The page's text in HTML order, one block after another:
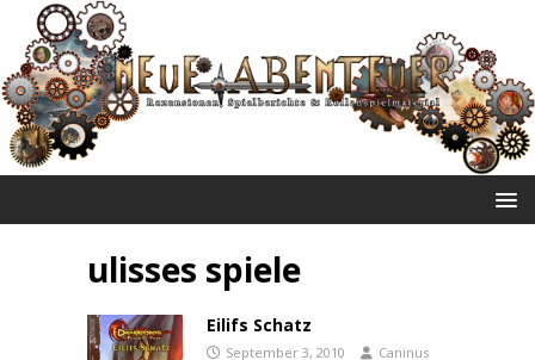
ulisses spiele
Eilifs Schatz
September 3, 2010 Caninus